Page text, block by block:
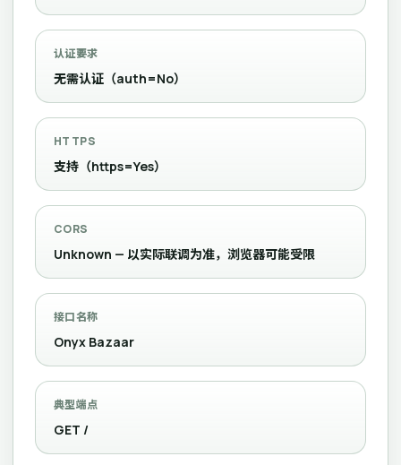
认证要求
无需认证（auth=No）
HTTPS
支持（https=Yes）
CORS
Unknown — 以实际联调为准，浏览器可能受限
接口名称
Onyx Bazaar
典型端点
GET /